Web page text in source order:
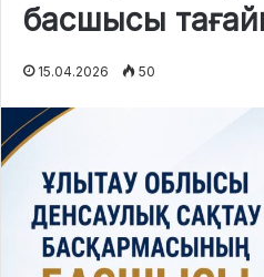
басшысы
15.04.2026 50